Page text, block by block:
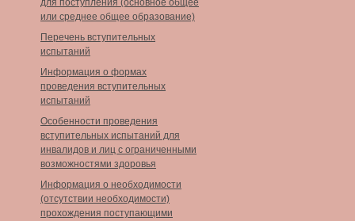
для поступления (основное общее
или среднее общее образование)
Перечень вступительных
испытаний
Информация о формах
проведения вступительных
испытаний
Особенности проведения
вступительных испытаний для
инвалидов и лиц с ограниченными
возможностями здоровья
Информация о необходимости
(отсутствии необходимости)
прохождения поступающими